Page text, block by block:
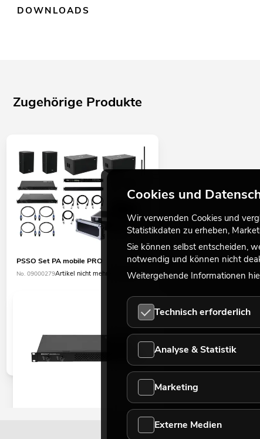
DOWNLOADS
Zugehörige Produkte
PSSO Set PA mobile PRO
No. 09000279Artikel nicht mehr verfügbar
Cookies und
Wir verwenden Cookies und
Statistikdaten zu erheben,
Sie können selbst entscheiden,
notwendig und können nicht
Weitergehende Informationen
Technisch erforderlich
Analyse & Statistik
Marketing
Externe Medien